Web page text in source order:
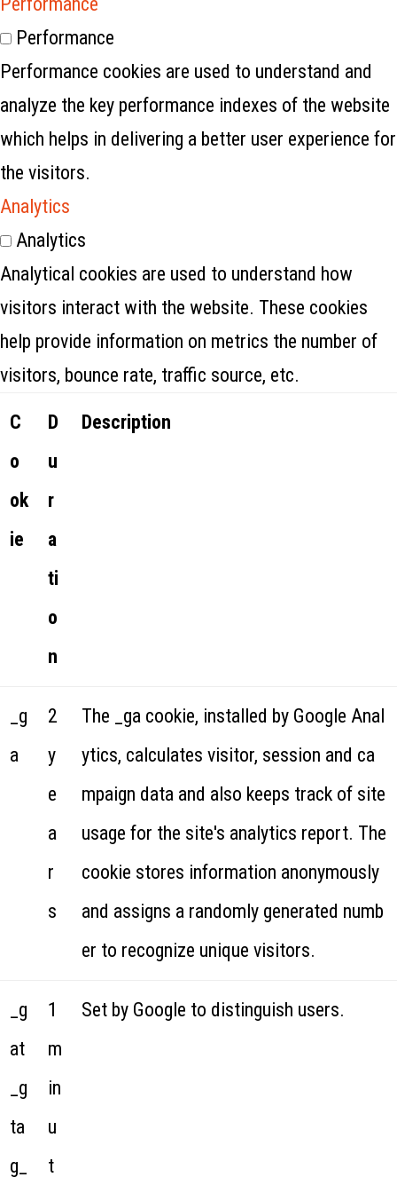
Performance
Performance cookies are used to understand and
analyze the key performance indexes of the website
which helps in delivering a better user experience for
the visitors.
Analytics
Analytics
Analytical cookies are used to understand how
visitors interact with the website. These cookies
help provide information on metrics the number of
visitors, bounce rate, traffic source, etc.
C
o
ok
ie
D
u
r
a
ti
o
n
Description
_g
a
2
y
e
a
r
s
The _ga cookie, installed by Google Anal
ytics, calculates visitor, session and ca
mpaign data and also keeps track of site
usage for the site's analytics report. The
cookie stores information anonymously
and assigns a randomly generated numb
er to recognize unique visitors.
_g
at
_g
ta
g_
1
m
in
u
t
Set by Google to distinguish users.